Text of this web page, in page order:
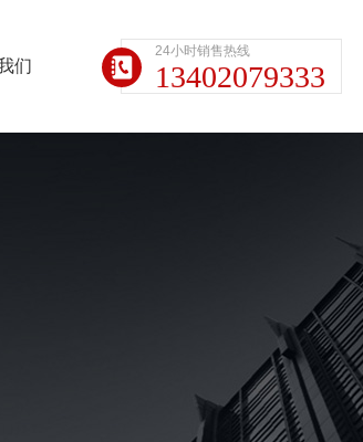
们
24小时销售热线
13402079333